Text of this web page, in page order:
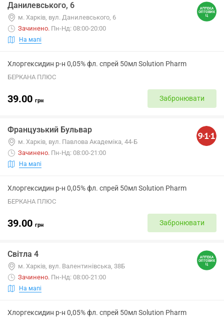
Данилевського, 6
м. Харків, вул. Данилевського, 6
Зачинено. Пн-Нд: 08:00-20:00
На мапі
Хлоргексидин р-н 0,05% фл. спрей 50мл Solution Pharm
БЕРКАНА ПЛЮС
39.00 грн Забронювати
Французький Бульвар
м. Харків, вул. Павлова Академіка, 44-Б
Зачинено. Пн-Нд: 08:00-21:00
На мапі
Хлоргексидин р-н 0,05% фл. спрей 50мл Solution Pharm
БЕРКАНА ПЛЮС
39.00 грн Забронювати
Світла 4
м. Харків, вул. Валентинівська, 38Б
Зачинено. Пн-Нд: 08:00-21:00
На мапі
Хлоргексидин р-н 0,05% фл. спрей 50мл Solution Pharm